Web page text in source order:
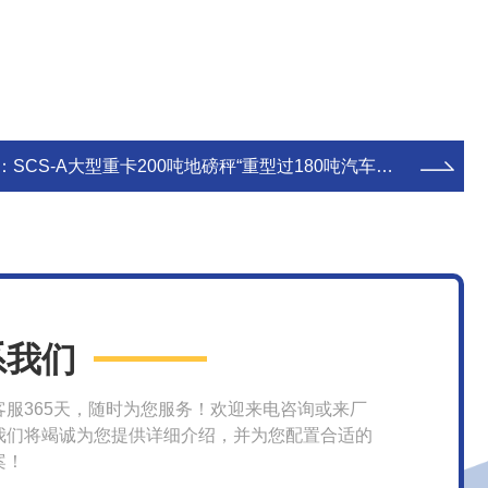
SCS-A大型重卡200吨地磅秤“重型过180吨汽车磅”搅拌机过车衡价格
们
服365天，随时为您服务！欢迎来电咨询或来厂
们将竭诚为您提供详细介绍，并为您配置合适的